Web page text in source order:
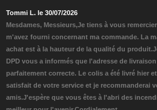
Tommi L. le 30/07/2026
Mesdames, Messieurs,Je tiens à vous
m'avez fourni concernant ma commande. La
achat est à la hauteur de la qualité du
DPD vous a informés que l'adresse de
parfaitement correcte. Le colis a été livré hier
satisfait de votre service et je recommanderai
amis.J'espère que vous êtes à l'abri des